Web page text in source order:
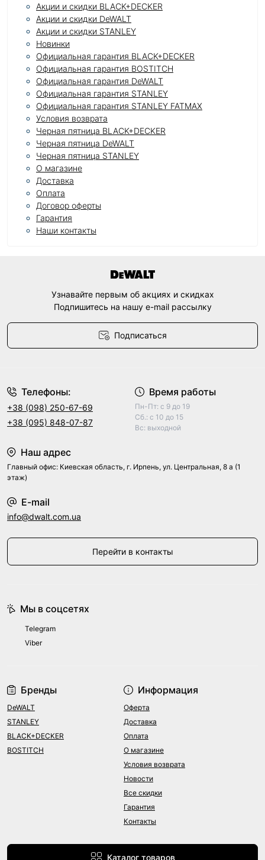
Акции и скидки BLACK+DECKER
Акции и скидки DeWALT
Акции и скидки STANLEY
Новинки
Официальная гарантия BLACK+DECKER
Официальная гарантия BOSTITCH
Официальная гарантия DeWALT
Официальная гарантия STANLEY
Официальная гарантия STANLEY FATMAX
Условия возврата
Черная пятница BLACK+DECKER
Черная пятница DeWALT
Черная пятница STANLEY
О магазине
Доставка
Оплата
Договор оферты
Гарантия
Наши контакты
Узнавайте первым об акциях и скидках
Подпишитесь на нашу e-mail рассылку
Подписаться
Телефоны:
+38 (098) 250-67-69
+38 (095) 848-07-87
Время работы
Пн-Пт: с 9 до 19
Сб.: с 10 до 15
Вс: выходной
Наш адрес
Главный офис: Киевская область, г. Ирпень, ул. Центральная, 8 а (1
этаж)
E-mail
info@dwalt.com.ua
Перейти в контакты
Бренды
DeWALT
STANLEY
BLACK+DECKER
BOSTITCH
Информация
Оферта
Доставка
Оплата
О магазине
Условия возврата
Новости
Все скидки
Гарантия
Контакты
Каталог товаров
Мы в соцсетях
Telegram
Viber